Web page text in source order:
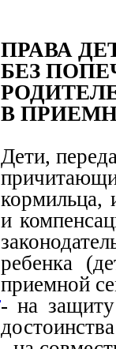
ПРАВА
БЕЗ
В
Дети,
кормильца,
и
ребенка
приемной
- на защиту